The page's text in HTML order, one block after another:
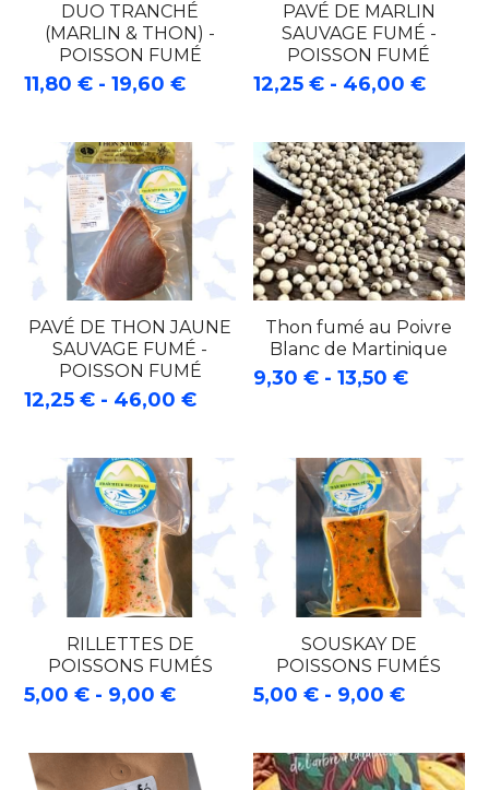
DUO TRANCHÉ
(MARLIN & THON) -
POISSON FUMÉ
11,80 € - 19,60 €
PAVÉ DE MARLIN
SAUVAGE FUMÉ -
POISSON FUMÉ
12,25 € - 46,00 €
PAVÉ DE THON JAUNE
SAUVAGE FUMÉ -
POISSON FUMÉ
12,25 € - 46,00 €
Thon fumé au Poivre
Blanc de Martinique
9,30 € - 13,50 €
RILLETTES DE
POISSONS FUMÉS
5,00 € - 9,00 €
SOUSKAY DE
POISSONS FUMÉS
5,00 € - 9,00 €